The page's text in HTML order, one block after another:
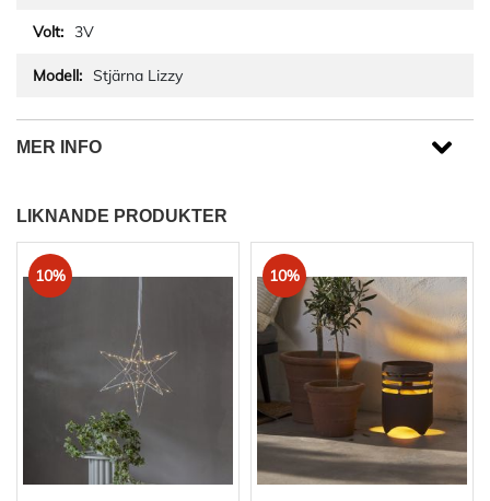
3V
Stjärna Lizzy
MER INFO
LIKNANDE PRODUKTER
10% 10%